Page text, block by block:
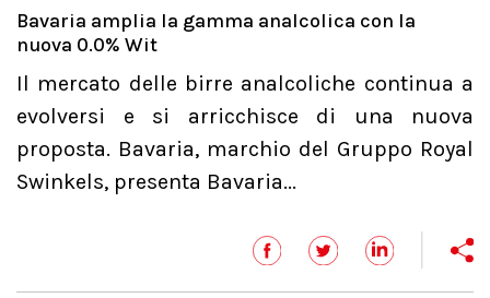
Bavaria amplia la gamma analcolica con la
nuova 0.0% Wit
Il mercato delle birre analcoliche continua a
evolversi e si arricchisce di una nuova
proposta. Bavaria, marchio del Gruppo Royal
Swinkels, presenta Bavaria...